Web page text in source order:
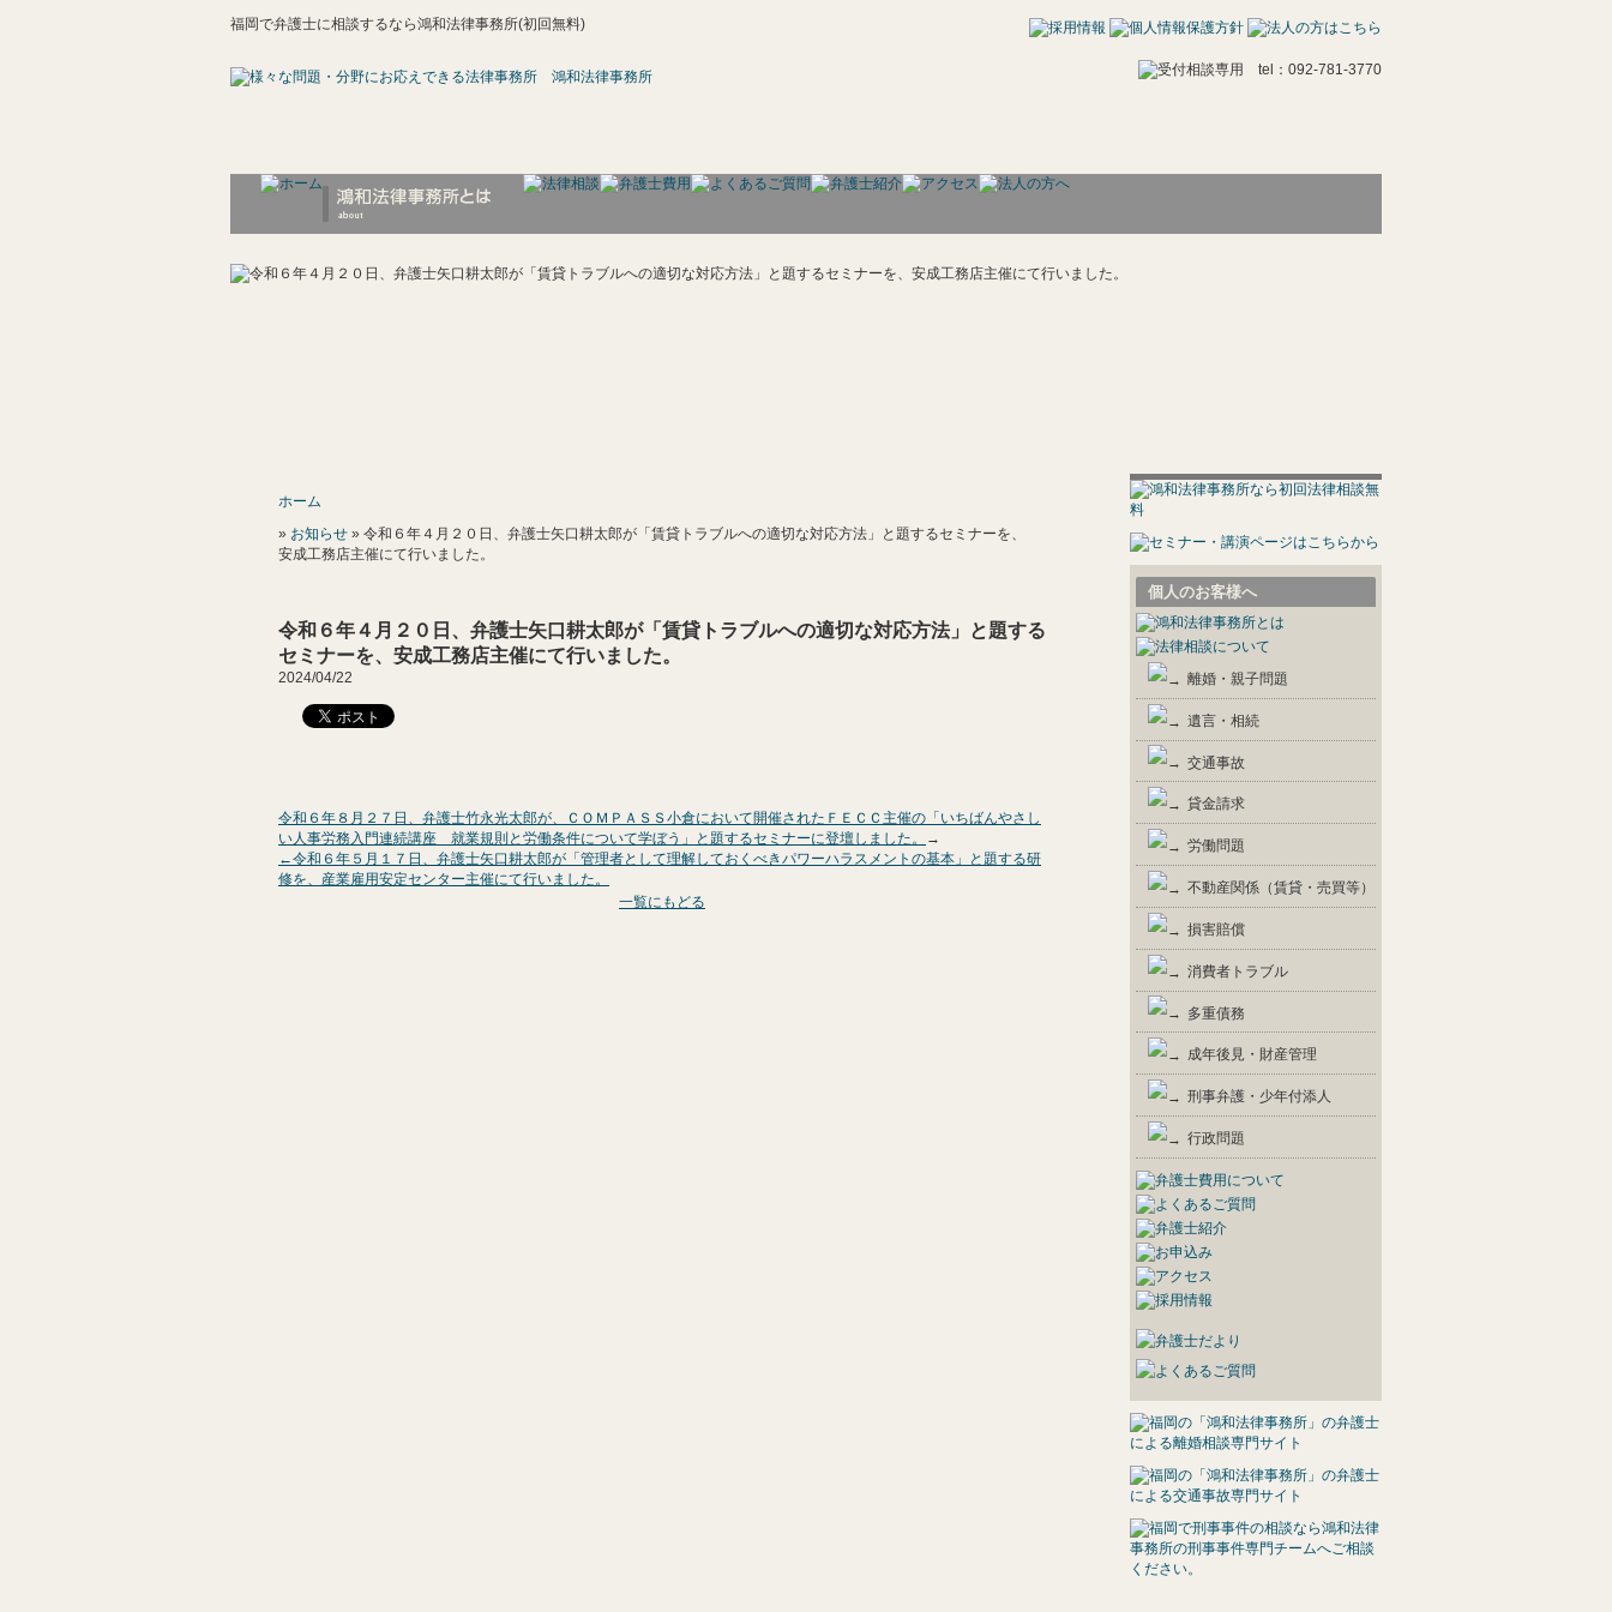
福岡で弁護士に相談するなら鴻和法律事務所(初回無料)
ホーム
» お知らせ » 令和６年４月２０日、弁護士矢口耕太郎が「賃貸トラブルへの適切な対応方法」と題するセミナーを、
安成工務店主催にて行いました。
令和６年４月２０日、弁護士矢口耕太郎が「賃貸トラブルへの適切な対応方法」と題する
セミナーを、安成工務店主催にて行いました。
2024/04/22
令和６年８月２７日、弁護士竹永光太郎が、ＣＯＭＰＡＳＳ小倉において開催されたＦＥＣＣ主催の「いちばんやさし
い人事労務入門連続講座 就業規則と労働条件について学ぼう」と題するセミナーに登壇しました。
→
←令和６年５月１７日、弁護士矢口耕太郎が「管理者として理解しておくべきパワーハラスメントの基本」と題する研
修を、産業雇用安定センター主催にて行いました。
一覧にもどる
個人のお客様へ
離婚・親子問題
遺言・相続
交通事故
貸金請求
労働問題
不動産関係（賃貸・売買等）
損害賠償
消費者トラブル
多重債務
成年後見・財産管理
刑事弁護・少年付添人
行政問題